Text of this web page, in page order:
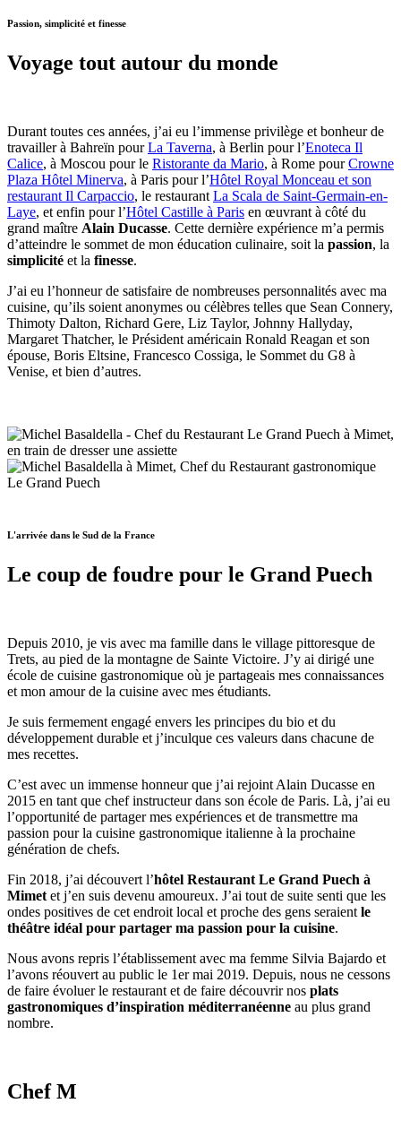
Passion, simplicité et finesse
Voyage tout autour du monde
Durant toutes ces années, j’ai eu l’immense privilège et bonheur de
travailler à Bahreïn pourLa Taverna, à Berlin pour l’Enoteca Il
Calice, à Moscou pour le Ristorante da Mario, à Rome pourCrowne
Plaza Hôtel Minerva, à Paris pour l’Hôtel Royal Monceau et son
restaurant Il Carpaccio, le restaurant La Scala de Saint-Germain-en-
Laye, et enfin pour l’Hôtel Castille à Paris en œuvrant à côté du
grand maître Alain Ducasse. Cette dernière expérience m’a permis
d’atteindre le sommet de mon éducation culinaire, soit la passion, la
simplicité et la finesse.
J’ai eu l’honneur de satisfaire de nombreuses personnalités avec ma
cuisine, qu’ils soient anonymes ou célèbres telles que Sean Connery,
Thimoty Dalton, Richard Gere, Liz Taylor, Johnny Hallyday,
Margaret Thatcher, le Président américain Ronald Reagan et son
épouse, Boris Eltsine, Francesco Cossiga, le Sommet du G8 à
Venise, et bien d’autres.
L'arrivée dans le Sud de la France
Le coup de foudre pour le Grand Puech
Depuis 2010, je vis avec ma famille dans le village pittoresque de
Trets, au pied de la montagne de Sainte Victoire. J’y ai dirigé une
école de cuisine gastronomique où je partageais mes connaissances
et mon amour de la cuisine avec mes étudiants.
Je suis fermement engagé envers les principes du bio et du
développement durable et j’inculque ces valeurs dans chacune de
mes recettes.
C’est avec un immense honneur que j’ai rejoint Alain Ducasse en
2015 en tant que chef instructeur dans son école de Paris. Là, j’ai eu
l’opportunité de partager mes expériences et de transmettre ma
passion pour la cuisine gastronomique italienne à la prochaine
génération de chefs.
Fin 2018, j’ai découvert l’hôtel Restaurant Le Grand Puech à
Mimet et j’en suis devenu amoureux. J’ai tout de suite senti que les
ondes positives de cet endroit local et proche des gens seraient le
théâtre idéal pour partager ma passion pour la cuisine.
Nous avons repris l’établissement avec ma femme Silvia Bajardo et
l’avons réouvert au public le 1er mai 2019. Depuis, nous ne cessons
de faire évoluer le restaurant et de faire découvrir nos plats
gastronomiques d’inspiration méditerranéenne au plus grand
nombre.
Chef M